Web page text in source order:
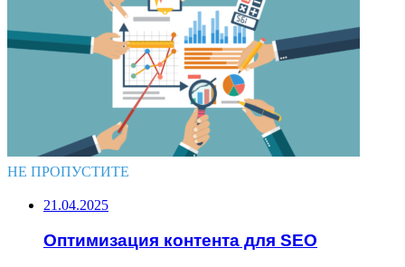
НЕ ПРОПУСТИТЕ
21.04.2025
Оптимизация контента для SEO